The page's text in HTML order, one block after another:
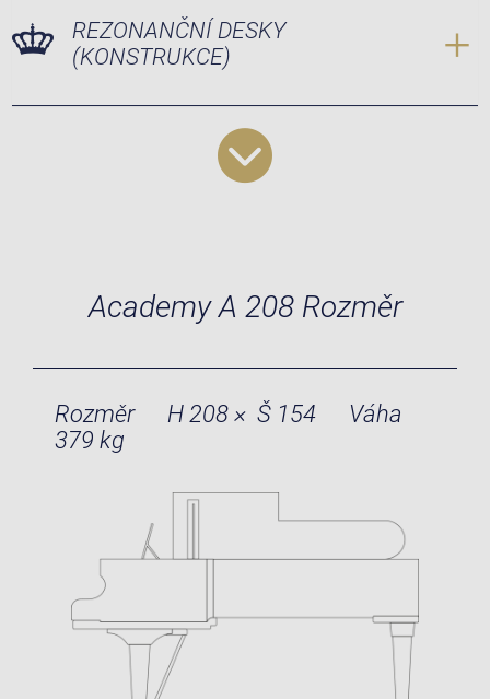
REZONANČNÍ DESKY
(KONSTRUKCE)
Academy A 208 Rozměr
Rozměr H 208 × Š 154
Váha
379 kg